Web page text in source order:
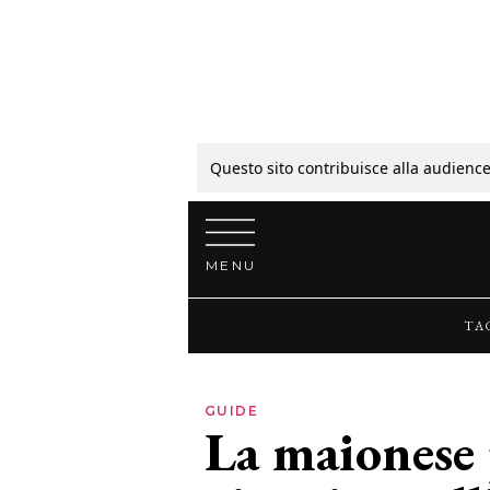
Questo sito contribuisce alla
Vai al contenuto
MENU
GUIDE
La